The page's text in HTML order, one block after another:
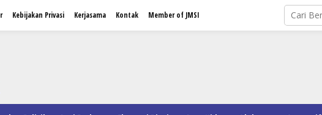
Kebijakan Privasi Kerjasama Kontak Member of JMSI